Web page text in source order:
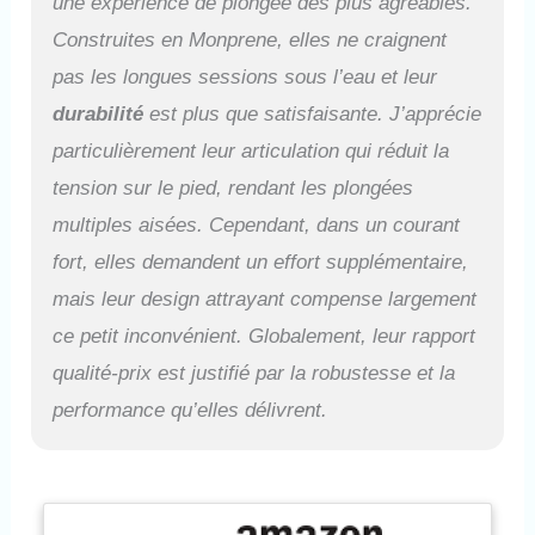
dont la passion se trouve sous
la surface.
Construites en Monprene, elles ne craignent
pas les longues sessions sous l’eau et leur
durabilité est plus que satisfaisante. J’apprécie
particulièrement leur articulation qui réduit la
tension sur le pied, rendant les plongées
multiples aisées. Cependant, dans un courant
fort, elles demandent un effort supplémentaire,
mais leur design attrayant compense largement
ce petit inconvénient. Globalement, leur rapport
qualité-prix est justifié par la robustesse et la
performance qu’elles délivrent.